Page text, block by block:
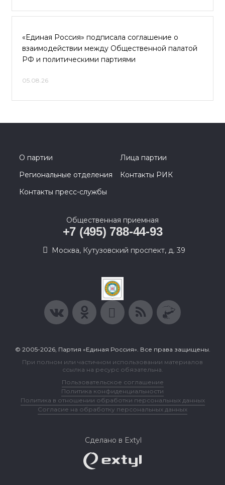
«Единая Россия» подписала соглашение о
взаимодействии между Общественной палатой
РФ и политическими партиями
05.08.26
О партии
Лица партии
Региональные отделения
Контакты РИК
Контакты пресс-службы
Общественная приемная
+7 (495) 788-44-93
Москва, Кутузовский проспект, д. 39
© 2005-2026, Партия «Единая Россия». Все права защищены.
При полном или частичном использовании материалов
ссылка на ресурс обязательна.
Пользовательское соглашение
Политика конфиденциальности
Политика в отношении обработки персональных данных
Согласие на обработку персональных данных
Сделано в Extyl